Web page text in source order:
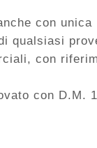
con
qualsiasi
con
con D.M.